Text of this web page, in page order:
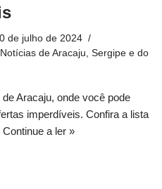
de julho de 2024
Notícias de Aracaju, Sergipe e do
Aracaju, onde você pode
imperdíveis. Confira a lista
Continue a ler »